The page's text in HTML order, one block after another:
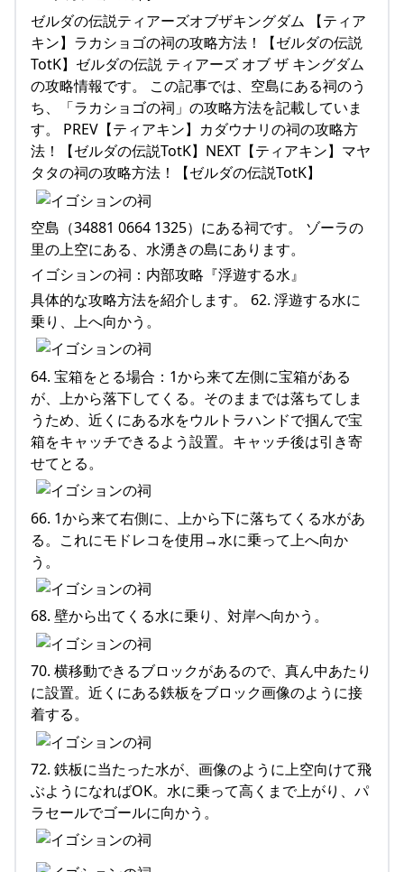
ゼルダの伝説ティアーズオブザキングダム 【ティア
キン】ラカショゴの祠の攻略方法！【ゼルダの伝説
TotK】ゼルダの伝説 ティアーズ オブ ザ キングダム
の攻略情報です。 この記事では、空島にある祠のう
ち、「ラカショゴの祠」の攻略方法を記載していま
す。 PREV【ティアキン】カダウナリの祠の攻略方
法！【ゼルダの伝説TotK】NEXT【ティアキン】マヤ
タタの祠の攻略方法！【ゼルダの伝説TotK】
空島（34881 0664 1325）にある祠です。 ゾーラの
里の上空にある、水湧きの島にあります。
イゴションの祠：内部攻略『浮遊する水』
具体的な攻略方法を紹介します。 62. 浮遊する水に
乗り、上へ向かう。
64. 宝箱をとる場合：1から来て左側に宝箱がある
が、上から落下してくる。そのままでは落ちてしま
うため、近くにある水をウルトラハンドで掴んで宝
箱をキャッチできるよう設置。キャッチ後は引き寄
せてとる。
66. 1から来て右側に、上から下に落ちてくる水があ
る。これにモドレコを使用→水に乗って上へ向か
う。
68. 壁から出てくる水に乗り、対岸へ向かう。
70. 横移動できるブロックがあるので、真ん中あたり
に設置。近くにある鉄板をブロック画像のように接
着する。
72. 鉄板に当たった水が、画像のように上空向けて飛
ぶようになればOK。水に乗って高くまで上がり、パ
ラセールでゴールに向かう。